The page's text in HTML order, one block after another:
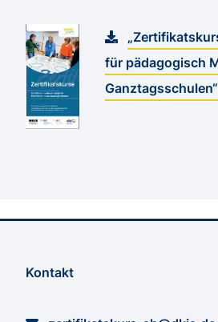
für pädagogisch
Ganztagsschulen“
Kontakt